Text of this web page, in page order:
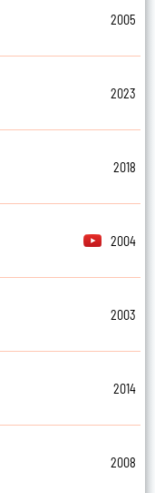
2005
2023
2018
2004
2003
2014
2008